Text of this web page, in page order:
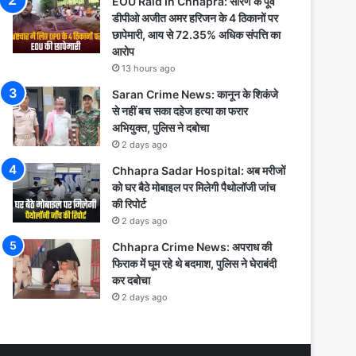
डीपीओ अजीत अमर हरिजन के 4 ठिकानों पर
छापेमारी, आय से 72.35% अधिक संपत्ति का
आरोप
13 hours ago
Saran Crime News: कानून के शिकंजे
से नहीं बच सका दहेज हत्या का फरार
अभियुक्त, पुलिस ने दबोचा
2 days ago
Chhapra Sadar Hospital: अब मरीजों
को घर बैठे मोबाइल पर मिलेगी पैथोलॉजी जांच
की रिपोर्ट
2 days ago
Chhapra Crime News: अपराध की
फिराक में घूम रहे थे बदमाश, पुलिस ने घेराबंदी
कर दबोचा
2 days ago